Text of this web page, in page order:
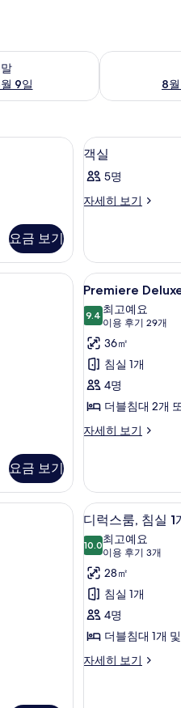
9일
확인, 8월 7일 ~ 8월 9일
8
다음 주말 예
객실 내 금고, 책상
요금 보기
객
실
진
두
보
기
8
객실
5명
자세히 보기
객
히
보
기
금연, 수영장 전망 | 1 개의 침실, 미니바
요금 보기
Premiere
Deluxe
Poolside
사
진
모
두
보
10
Premiere
9.49.4점 만점 중 10점
최고예요
이용 후기 29개
(이
용
후
기
29
개)
36㎡
침실 1개
4명
더블침대 2개
자세히 보기
Premiere
세
히
보
기
Suite | 1 개의 침실, 미니바, 객실 내
디
럭
스
룸,
침
실
1
개,
6
디럭스룸, 침실
10.010.0점 만점 중 10점
최고예요
이용 후기 3개
(이
용
후
기
3
개)
28㎡
침실 1개
4명
더블침대 1개
자세히 보기
디